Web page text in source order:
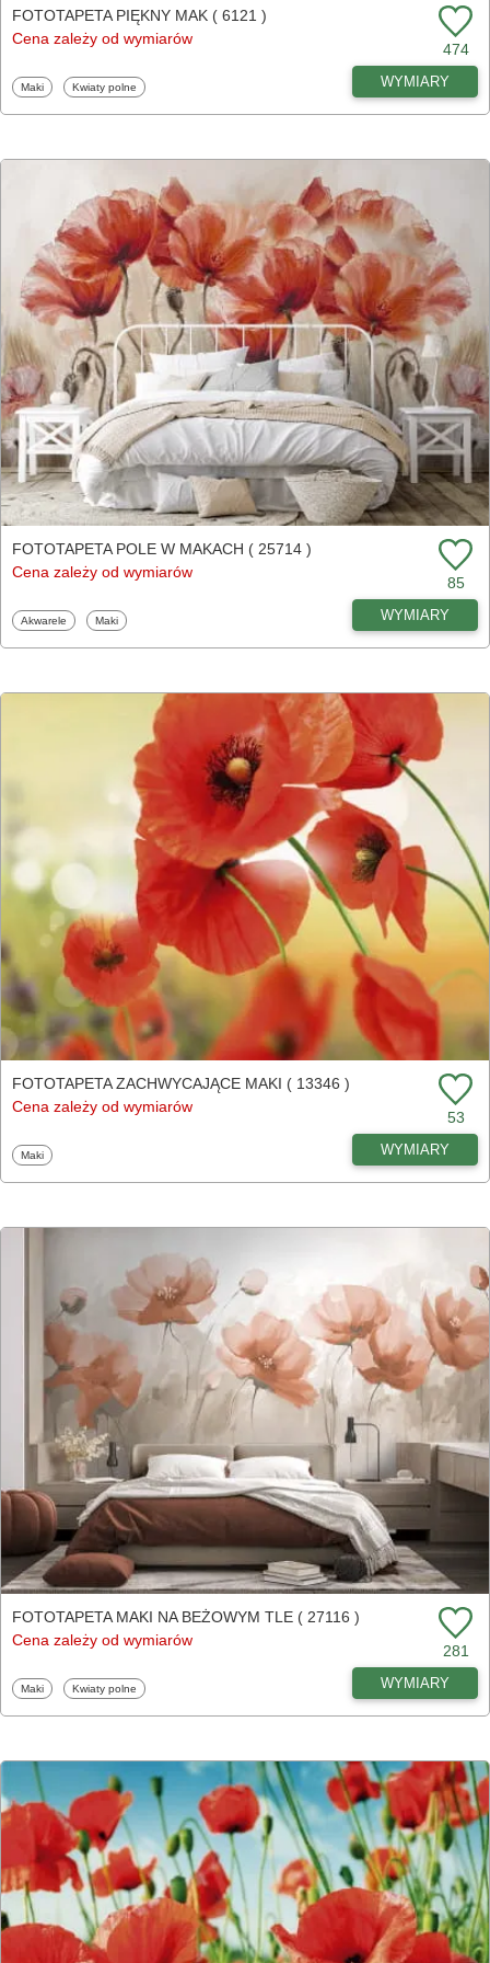
FOTOTAPETA PIĘKNY MAK ( 6121 )
Cena zależy od wymiarów
474
Fototapety
Maki Fototapety
Kwiaty polne WYMIARY
FOTOTAPETA POLE W MAKACH ( 25714 )
Cena zależy od wymiarów
85
Fototapety
Akwarele Fototapety
Maki WYMIARY
FOTOTAPETA ZACHWYCAJĄCE MAKI ( 13346 )
Cena zależy od wymiarów
53
Fototapety
Maki WYMIARY
FOTOTAPETA MAKI NA BEŻOWYM TLE ( 27116 )
Cena zależy od wymiarów
281
Fototapety
Maki Fototapety
Kwiaty polne WYMIARY